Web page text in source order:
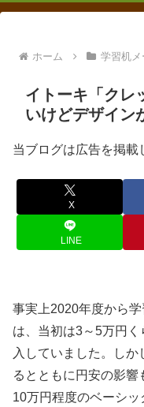
ホーム 学習机メ
イトーキ「クレ
いけどデザイン
当ブログは広告を掲載
X
LINE
事実上2020年度から
は、当初は3～5万円
入していました。し
るとともに円安の影響
10万円程度のベーシッ